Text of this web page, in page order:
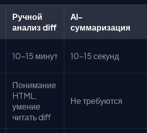
Ручной
анализ diff
AI-
суммаризация
10–15 минут 10–15 секунд
Понимание
HTML,
умение
читать diff
Не требуются